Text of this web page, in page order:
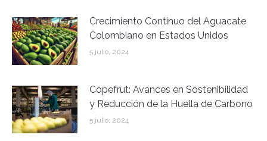
Crecimiento Continuo del Aguacate
Colombiano en Estados Unidos
5 julio, 2024
Copefrut: Avances en Sostenibilidad
y Reducción de la Huella de Carbono
5 julio, 2024